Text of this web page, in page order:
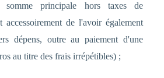
principale hors taxes de
accessoirement de l'avoir également
dépens, outre au paiement d'une
au titre des frais irrépétibles) ;